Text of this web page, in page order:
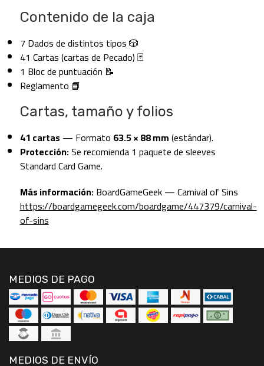
Contenido de la caja
7 Dados de distintos tipos 🎲
41 Cartas (cartas de Pecado) 🃏
1 Bloc de puntuación 📝
Reglamento 📘
Cartas, tamaño y folios
41 cartas — Formato 63.5 × 88 mm(estándar).
Protección:Se recomienda 1 paquete de sleeves
Standard Card Game.
Más información:BoardGameGeek — Carnival of Sins
https://boardgamegeek.com/boardgame/447379/carnival-
of-sins
MEDIOS DE PAGO
MEDIOS DE ENVÍO